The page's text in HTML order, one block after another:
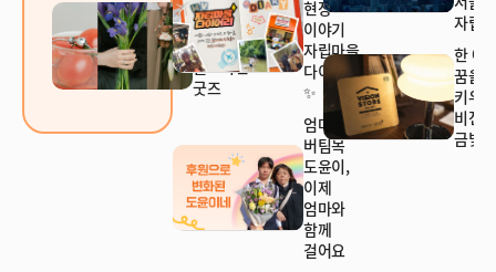
가치를
더하는
월드비전
굿즈
현장
이야기
자립마을
다이어리
✨
엄마의
버팀목
도윤이,
이제
엄마와
함께
걸어요
자립
한 아
꿈을
키우는
비전
금빛